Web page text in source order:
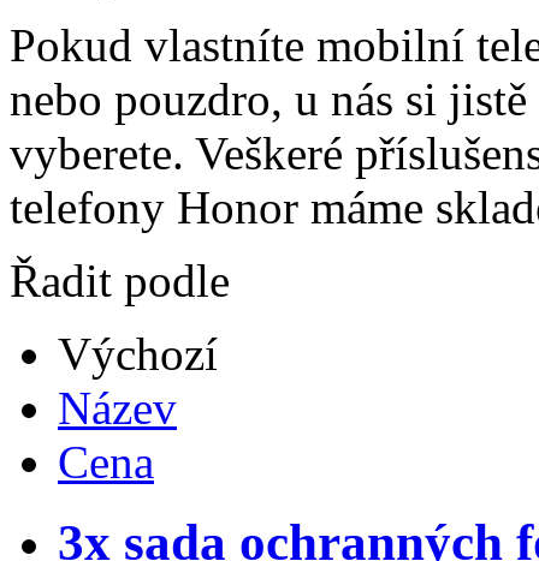
Pokud vlastníte mobilní
nebo pouzdro, u nás si
vyberete. Veškeré
telefony Honor máme
Řadit podle
Výchozí
Název
Cena
3x sada ochranných